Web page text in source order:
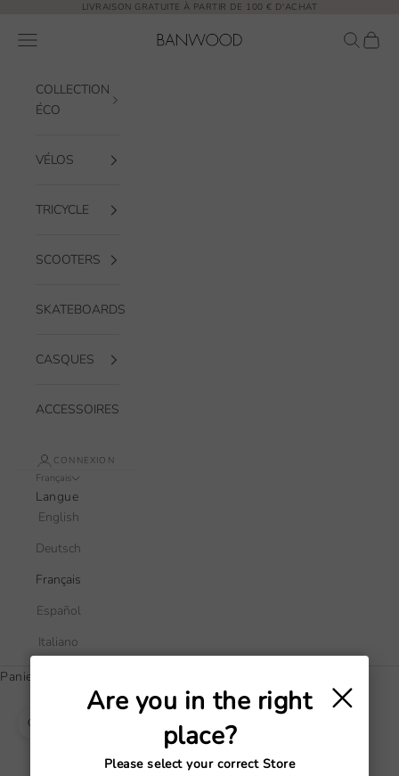
Passer au contenuLIVRAISON GRATUITE À PARTIR DE 100 € D'ACHAT
Banwood EUR
Ouvrir la navigation Ouvrir la
Voir
COLLECTION
ÉCO
VÉLOS
TRICYCLE
SCOOTERS
SKATEBOARDS
CASQUES
ACCESSOIRES
CONNEXION
Français
Langue
English
Deutsch
Français
Español
Italiano
Panier
Votre panier est vide
×
Are you in the right
place?
Please select your correct Store